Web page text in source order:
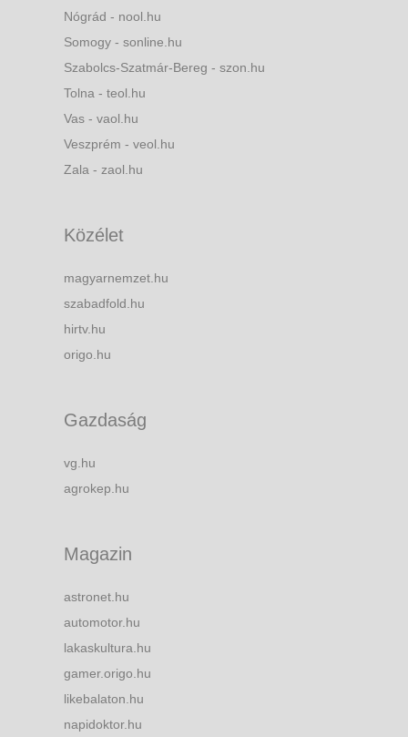
Nógrád - nool.hu
Somogy - sonline.hu
Szabolcs-Szatmár-Bereg - szon.hu
Tolna - teol.hu
Vas - vaol.hu
Veszprém - veol.hu
Zala - zaol.hu
Közélet
magyarnemzet.hu
szabadfold.hu
hirtv.hu
origo.hu
Gazdaság
vg.hu
agrokep.hu
Magazin
astronet.hu
automotor.hu
lakaskultura.hu
gamer.origo.hu
likebalaton.hu
napidoktor.hu